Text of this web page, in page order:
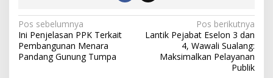
N
a
v
Pos sebelumnya
Ini Penjelasan PPK Terkait
Pembangunan Menara
Pandang Gunung Tumpa
Pos berikutnya
Lantik Pejabat Eselon 3 dan
4, Wawali Sualang:
Maksimalkan Pelayanan
Publik